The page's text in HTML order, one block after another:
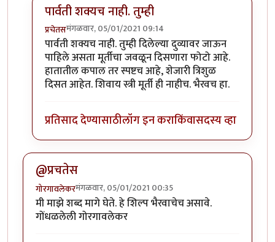
पार्वती शक्यच नाही. तुम्ही
प्रचेतसमंगळवार, 05/01/2021 09:14
In reply toउत्तर देत आहे.byगोरगावलेकर
पार्वती शक्यच नाही. तुम्ही दिलेल्या दुव्यावर जाऊन
पाहिले असता मूर्तीचा जवळून दिसणारा फोटो आहे.
हातातील कपाल तर स्पष्टच आहे, शेजारी त्रिशुळ
दिसत आहेत. शिवाय स्त्री मूर्ती ही नाहीच. भैरवच हा.
प्रतिसाद देण्यासाठीलॉग इन कराकिंवासदस्य व्हा
@प्रचतेस
गोरगावलेकरमंगळवार, 05/01/2021 00:35
मी माझे शब्द मागे घेते. हे शिल्प भैरवाचेच असावे.
गोंधळलेली गोरगावलेकर